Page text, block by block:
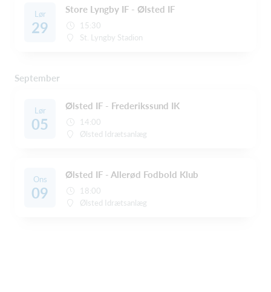
Lør
29
Store Lyngby IF - Ølsted IF
15:30
St. Lyngby Stadion
September
Lør
05
Ølsted IF - Frederikssund IK
14:00
Ølsted Idrætsanlæg
Ons
09
Ølsted IF - Allerød Fodbold Klub
18:00
Ølsted Idrætsanlæg